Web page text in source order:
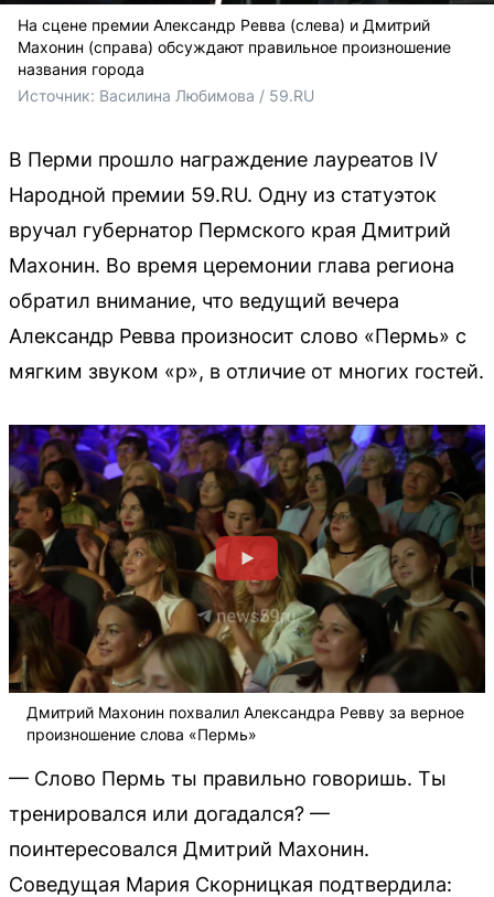
На сцене премии Александр Ревва (слева) и Дмитрий
Махонин (справа) обсуждают правильное произношение
названия города
Источник: Василина Любимова / 59.RU
В Перми прошло награждение лауреатов IV
Народной премии 59.RU. Одну из статуэток
вручал губернатор Пермского края Дмитрий
Махонин. Во время церемонии глава региона
обратил внимание, что ведущий вечера
Александр Ревва произносит слово «Пермь» с
мягким звуком «р», в отличие от многих гостей.
Дмитрий Махонин похвалил Александра Ревву за верное
произношение слова «Пермь»
— Слово Пермь ты правильно говоришь. Ты
тренировался или догадался? —
поинтересовался Дмитрий Махонин.
Соведущая Мария Скорницкая подтвердила: